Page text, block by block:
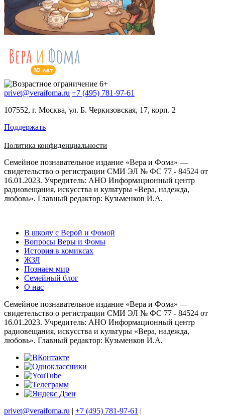
privet@veraifoma.ru +7 (495) 781-97-61
107552, г. Москва, ул. Б. Черкизовская, 17, корп. 2
Поддержать
Политика конфиденциальности
Семейное познавательное издание «Вера и Фома» —
свидетельство о регистрации СМИ ЭЛ № ФС 77 - 84524 от
16.01.2023. Учредитель: АНО Информационный центр
радиовещания, искусства и культуры «Вера, надежда,
любовь». Главный редактор: Кузьменков И.А.
В школу с Верой и Фомой
Вопросы Веры и Фомы
История в комиксах
ЖЗЛ
Познаем мир
Семейный блог
О нас
Семейное познавательное издание «Вера и Фома» —
свидетельство о регистрации СМИ ЭЛ № ФС 77 - 84524 от
16.01.2023. Учредитель: АНО Информационный центр
радиовещания, искусства и культуры «Вера, надежда,
любовь». Главный редактор: Кузьменков И.А.
privet@veraifoma.ru +7 (495) 781-97-61